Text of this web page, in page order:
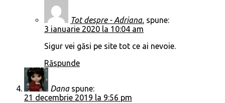
Tot despre - Adriana. spune:
3 ianuarie 2020 la 10:04 am
Sigur vei găsi pe site tot ce ai nevoie.
Răspunde
Dana spune:
21 decembrie 2019 la 9:56 pm